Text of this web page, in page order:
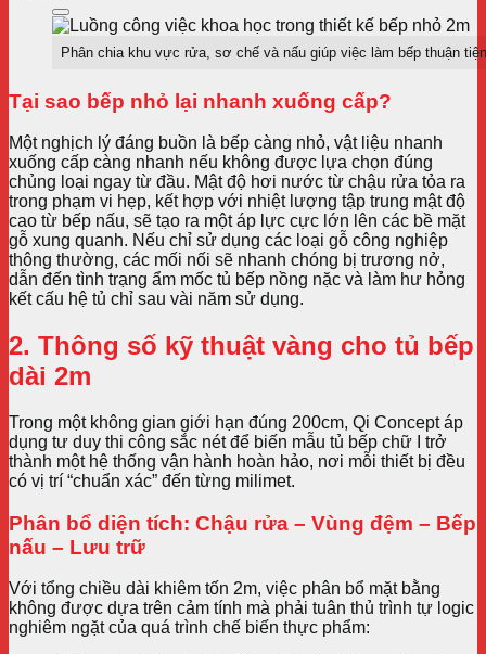
Phân chia khu vực rửa, sơ chế và nấu giúp việc làm bếp thuận
Tại sao bếp nhỏ lại nhanh xuống cấp?
Một nghịch lý đáng buồn là bếp càng nhỏ, vật liệu nhanh
xuống cấp càng nhanh nếu không được lựa chọn đúng
chủng loại ngay từ đầu. Mật độ hơi nước từ chậu rửa tỏa ra
trong phạm vi hẹp, kết hợp với nhiệt lượng tập trung mật độ
cao từ bếp nấu, sẽ tạo ra một áp lực cực lớn lên các bề mặt
gỗ xung quanh. Nếu chỉ sử dụng các loại gỗ công nghiệp
thông thường, các mối nối sẽ nhanh chóng bị trương nở,
dẫn đến tình trạng ẩm mốc tủ bếp nồng nặc và làm hư hỏng
kết cấu hệ tủ chỉ sau vài năm sử dụng.
2. Thông số kỹ thuật vàng cho tủ bếp
dài 2m
Trong một không gian giới hạn đúng 200cm, Qi Concept áp
dụng tư duy thi công sắc nét để biến mẫu tủ bếp chữ I trở
thành một hệ thống vận hành hoàn hảo, nơi mỗi thiết bị đều
có vị trí “chuẩn xác” đến từng milimet.
Phân bổ diện tích: Chậu rửa – Vùng đệm – Bếp
nấu – Lưu trữ
Với tổng chiều dài khiêm tốn 2m, việc phân bổ mặt bằng
không được dựa trên cảm tính mà phải tuân thủ trình tự logic
nghiêm ngặt của quá trình chế biến thực phẩm: